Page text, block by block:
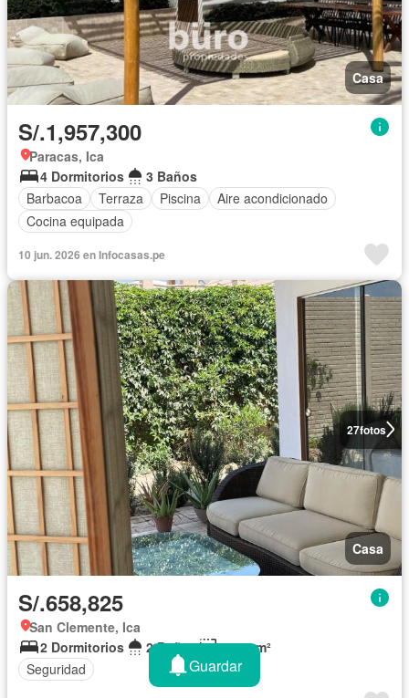
Casa
S/.1,957,300
Paracas, Ica
4 Dormitorios
3 Baños
Barbacoa
Terraza Piscina
Aire acondicionado
Cocina equipada
10 jun. 2026 en Infocasas.pe
27fotos
Casa
S/.658,825
San Clemente, Ica
2 Dormitorios
2 Baños
1,000 m²
Seguridad
Guardar